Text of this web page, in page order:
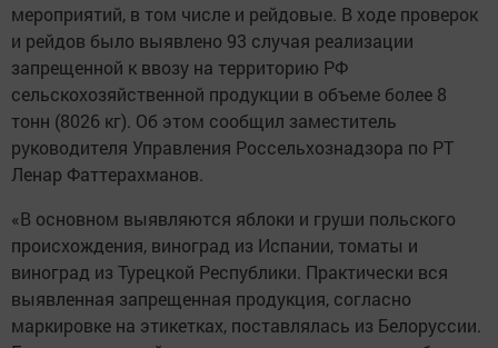
мероприятий, в том числе и рейдовые. В ходе проверок
и рейдов было выявлено 93 случая реализации
запрещенной к ввозу на территорию РФ
сельскохозяйственной продукции в объеме более 8
тонн (8026 кг). Об этом сообщил заместитель
руководителя Управления Россельхознадзора по РТ
Ленар Фаттерахманов.
«В основном выявляются яблоки и груши польского
происхождения, виноград из Испании, томаты и
виноград из Турецкой Республики. Практически вся
выявленная запрещенная продукция, согласно
маркировке на этикетках, поставлялась из Белоруссии.